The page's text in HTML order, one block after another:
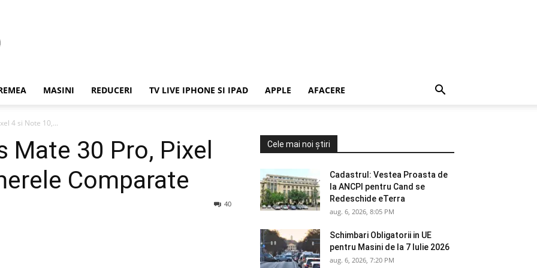
MASINI REDUCERI TV LIVE IPHONE SI IPAD APPLE AFACERE
4 si Note 10,...
Mate 30 Pro, Pixel
Comparate
40
Cele mai noi știri
Cadastrul: Vestea Proasta de
la ANCPI pentru Cand se
Redeschide eTerra
aug. 6, 2026, 8:05 PM
Schimbari Obligatorii in UE
pentru Masini de la 7 Iulie 2026
aug. 6, 2026, 7:20 PM